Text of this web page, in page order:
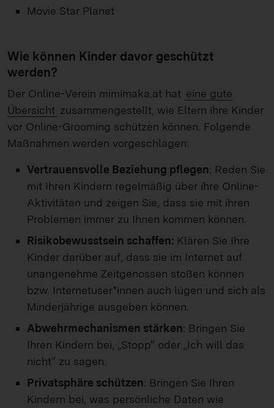
Movie Star Planet
Wie können Kinder davor geschützt
werden?
Der Online-Verein mimimaka.at hat eine gute
Übersicht zusammengestellt, wie Eltern ihre Kinder
vor Online-Grooming schützen können. Folgende
Maßnahmen werden vorgeschlagen:
Vertrauensvolle Beziehung pflegen: Reden Sie
mit Ihren Kindern regelmäßig über ihre Online-
Aktivitäten und zeigen Sie, dass sie mit ihren
Problemen immer zu Ihnen kommen können.
Risikobewusstsein schaffen: Klären Sie Ihre
Kinder darüber auf, dass sie im Internet auf
unangenehme Zeitgenossen stoßen können
bzw. Internetuser*innen auch lügen und sich als
Minderjährige ausgeben können.
Abwehrmechanismen stärken: Bringen Sie
Ihren Kindern bei, „Stopp“ oder „Ich will das
nicht“ zu sagen.
Privatsphäre schützen: Bringen Sie Ihren
Kindern bei, was persönliche Daten wie